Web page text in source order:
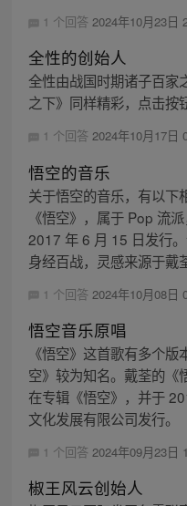
1 个回答 2024年10月23日
全性的创始人
全性由战国时期诸子百家
之下》同样精彩，点击按
1 个回答 2024年10月17日
悟空的音乐
关于悟空的音乐，有以下
《悟空》，属于 Pop 流
2017 年 6 月 15 日发行
身经百战，灵感来源于戴
1 个回答 2024年10月08日
悟空音乐原唱
《悟空》这首歌有多个
空》较为知名。戴荃的《
在专辑《悟空》，并于
文化发展有限公司发行。
1 个回答 2024年09月23日
椒王风云创始人